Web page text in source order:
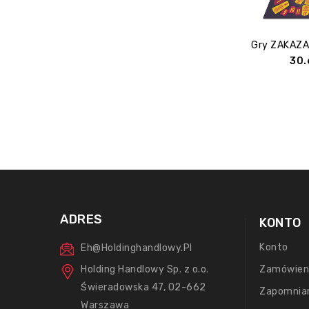
ADRES
Eh@holdinghandlowy.pl
Holding Handlowy Sp. z o.o.
Świeradowska 47, 02-662
Warszawa
KONTO
Konto